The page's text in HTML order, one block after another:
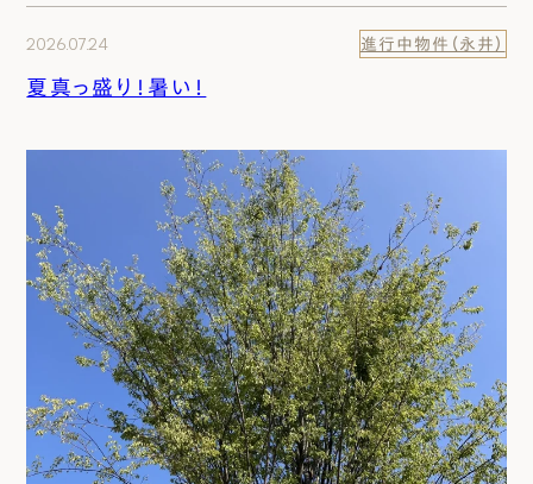
2026.07.24 進行中物件（永井）
夏真っ盛り！暑い！